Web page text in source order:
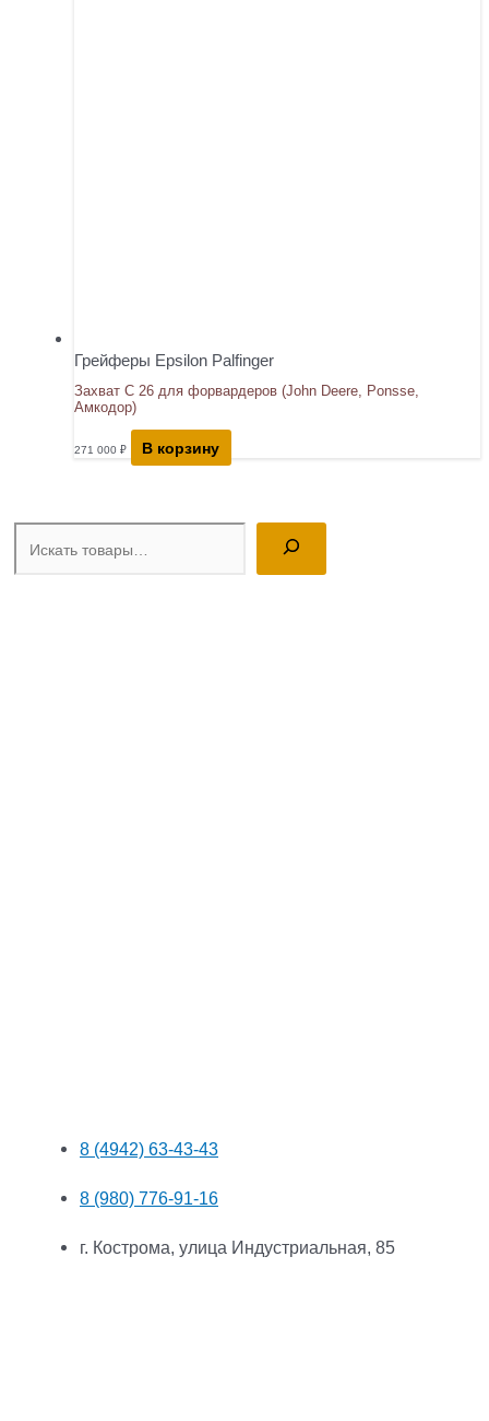
Поиск
8 (4942) 63-43-43
8 (980) 776-91-16
г. Кострома, улица Индустриальная, 85
Грейферы Epsilon Palfinger
Захват С 26 для форвардеров (John Deere, Ponsse,
Амкодор)
271 000 ₽ В корзину